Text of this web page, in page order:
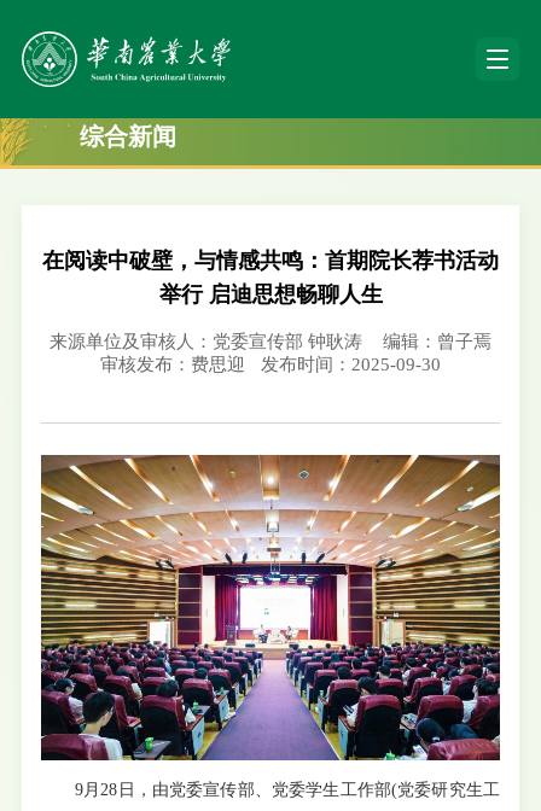
综合新闻
在阅读中破壁，与情感共鸣：首期院长荐书活动
举行 启迪思想畅聊人生
来源单位及审核人：党委宣传部 钟耿涛
编辑：曾子焉
审核发布：费思迎
发布时间：2025-09-30
9月28日，由党委宣传部、党委学生工作部(党委研究生工